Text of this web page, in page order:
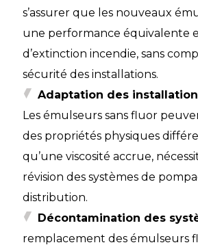
s’assurer que les nouveaux
une performance équivalente
d’extinction incendie, sans
sécurité des installations.​
Adaptation des
Les émulseurs sans fluor
des propriétés physiques
qu’une viscosité accrue,
révision des systèmes de
distribution.
Décontamination des
remplacement des émulseurs